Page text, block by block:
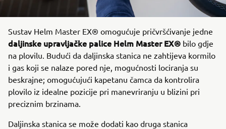
Sustav Helm Master EX® omogućuje pričvršćivanje jedne
daljinske upravljačke palice Helm Master EX® bilo gdje
na plovilu. Budući da daljinska stanica ne zahtijeva kormilo
i gas koji se nalaze pored nje, mogućnosti lociranja su
beskrajne; omogućujući kapetanu čamca da kontrolira
plovilo iz idealne pozicije pri manevriranju u blizini pri
preciznim brzinama.
Daljinska stanica se može dodati kao druga stanica